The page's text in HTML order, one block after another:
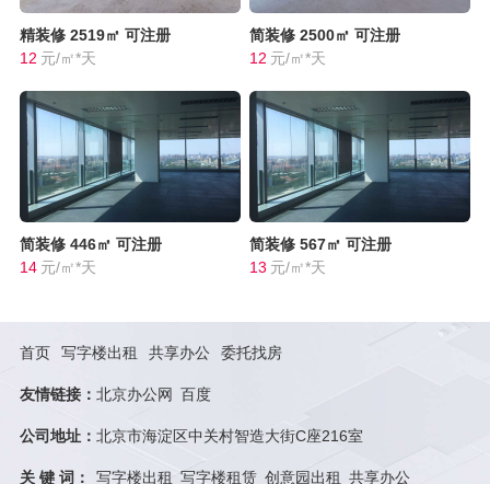
精装修 2519㎡ 可注册
12 元/㎡*天
简装修 2500㎡ 可注册
12 元/㎡*天
简装修 446㎡ 可注册
14 元/㎡*天
简装修 567㎡ 可注册
13 元/㎡*天
首页 写字楼出租 共享办公 委托找房
友情链接： 北京办公网 百度
公司地址： 北京市海淀区中关村智造大街C座216室
关 键 词： 写字楼出租 写字楼租赁 创意园出租 共享办公